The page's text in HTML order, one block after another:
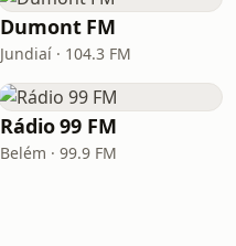
Dumont FM
Jundiaí · 104.3 FM
Rádio 99 FM
Belém · 99.9 FM